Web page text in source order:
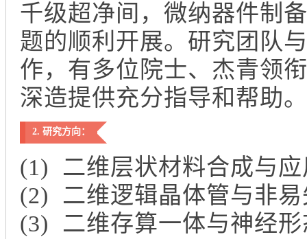
千级超净间，微纳器件制
题的顺利开展。研究团队
作，有多位院士、杰青领
深造提供充分指导和帮助。
2. 研究方向：
(1) 二维层状材料合成与应
(2) 二维逻辑晶体管与非
(3) 二维存算一体与神经